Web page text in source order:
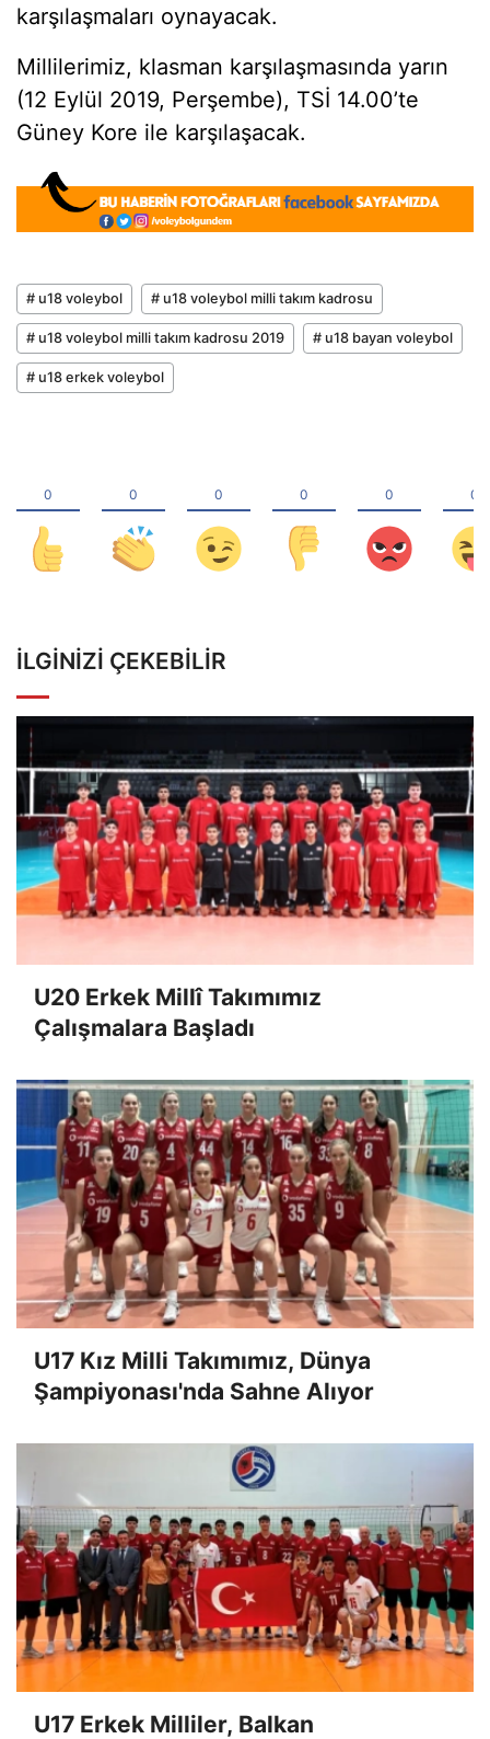
karşılaşmaları oynayacak.
Millilerimiz, klasman karşılaşmasında yarın
(12 Eylül 2019, Perşembe), TSİ 14.00’te
Güney Kore ile karşılaşacak.
# u18 voleybol # u18 voleybol milli takım kadrosu
# u18 voleybol milli takım kadrosu 2019 # u18 bayan voleybol
# u18 erkek voleybol
İLGINIZI ÇEKEBILIR
U20 Erkek Millî Takımımız
Çalışmalara Başladı
U17 Kız Milli Takımımız, Dünya
Şampiyonası'nda Sahne Alıyor
U17 Erkek Milliler, Balkan